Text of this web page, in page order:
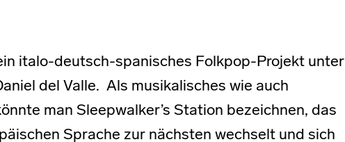
italo-deutsch-spanisches Folkpop-Projekt unter
del Valle. Als musikalisches wie auch
man Sleepwalker’s Station bezeichnen, das
Sprache zur nächsten wechselt und sich